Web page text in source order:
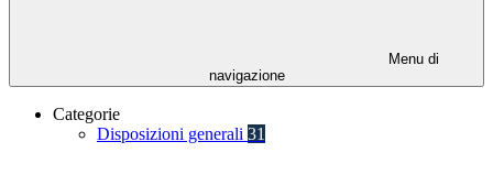
Menu di
navigazione
Categorie
Disposizioni generali 31